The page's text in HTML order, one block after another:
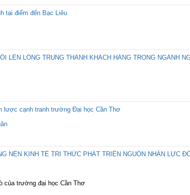
tại điểm đến Bạc Liêu
LÊN LÒNG TRUNG THÀNH KHÁCH HÀNG TRONG NGÀNH
lược cạnh tranh trường Đại học Cần Thơ
NỀN KINH TẾ TRI THỨC PHÁT TRIỂN NGUỒN NHÂN LỰC
của trường đại học Cần Thơ